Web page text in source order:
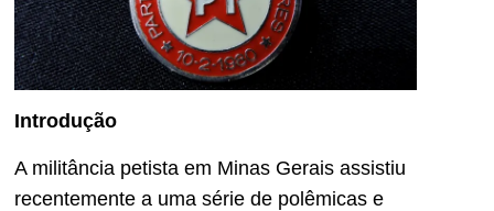
Introdução
A militância petista em Minas Gerais assistiu
recentemente a uma série de polêmicas e